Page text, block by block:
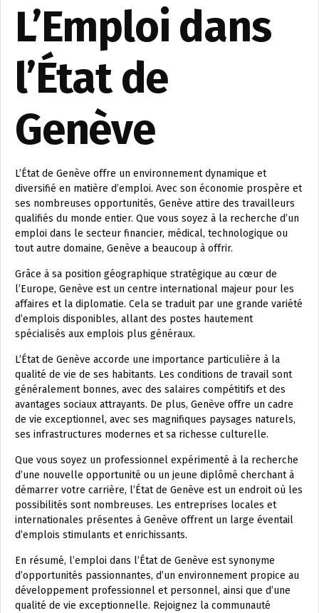
L’Emploi dans
l’État de
Genève
L’État de Genève offre un environnement dynamique et
diversifié en matière d’emploi. Avec son économie prospère et
ses nombreuses opportunités, Genève attire des travailleurs
qualifiés du monde entier. Que vous soyez à la recherche d’un
emploi dans le secteur financier, médical, technologique ou
tout autre domaine, Genève a beaucoup à offrir.
Grâce à sa position géographique stratégique au cœur de
l’Europe, Genève est un centre international majeur pour les
affaires et la diplomatie. Cela se traduit par une grande variété
d’emplois disponibles, allant des postes hautement
spécialisés aux emplois plus généraux.
L’État de Genève accorde une importance particulière à la
qualité de vie de ses habitants. Les conditions de travail sont
généralement bonnes, avec des salaires compétitifs et des
avantages sociaux attrayants. De plus, Genève offre un cadre
de vie exceptionnel, avec ses magnifiques paysages naturels,
ses infrastructures modernes et sa richesse culturelle.
Que vous soyez un professionnel expérimenté à la recherche
d’une nouvelle opportunité ou un jeune diplômé cherchant à
démarrer votre carrière, l’État de Genève est un endroit où les
possibilités sont nombreuses. Les entreprises locales et
internationales présentes à Genève offrent un large éventail
d’emplois stimulants et enrichissants.
En résumé, l’emploi dans l’État de Genève est synonyme
d’opportunités passionnantes, d’un environnement propice au
développement professionnel et personnel, ainsi que d’une
qualité de vie exceptionnelle. Rejoignez la communauté